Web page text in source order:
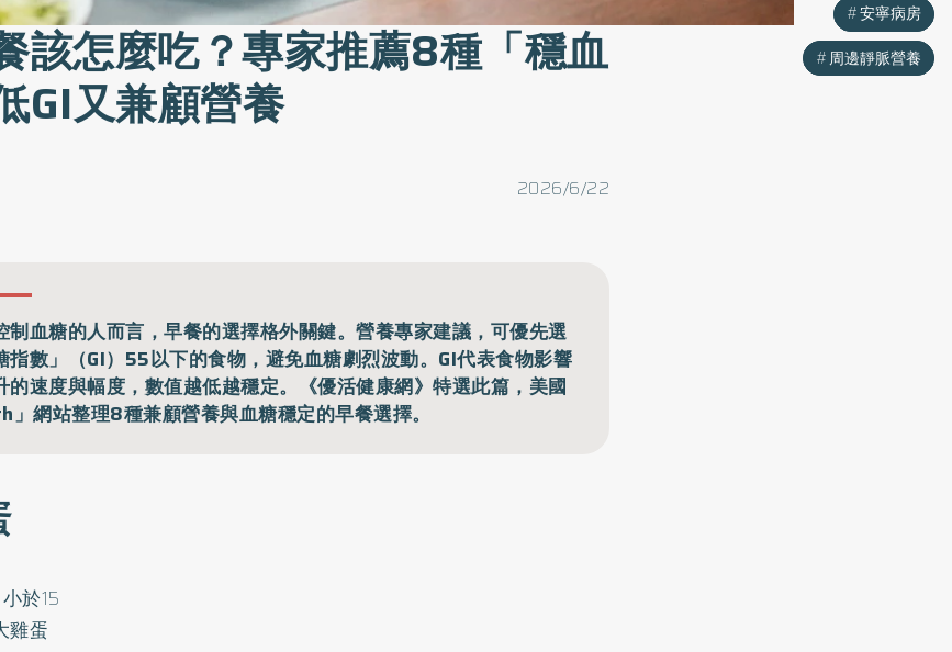
該怎麼吃？專家推薦8種「穩血
GI又兼顧營養
2026/6/22
制血糖的人而言，早餐的選擇格外關鍵。營養專家建議，可優先選
指數」（GI）55以下的食物，避免血糖劇烈波動。GI代表食物影響
的速度與幅度，數值越低越穩定。《優活健康網》特選此篇，美國
」網站整理8種兼顧營養與血糖穩定的早餐選擇。
於15
雞蛋
安寧病房
周邊靜脈營養
安寧病房
周邊靜脈營養